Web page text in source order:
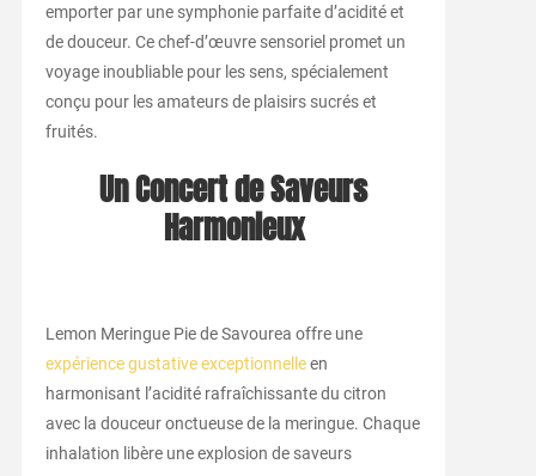
emporter par une symphonie parfaite d’acidité et
de douceur. Ce chef-d’œuvre sensoriel promet un
voyage inoubliable pour les sens, spécialement
conçu pour les amateurs de plaisirs sucrés et
fruités.
Un Concert de Saveurs
Harmonieux
Lemon Meringue Pie de Savourea offre une
expérience gustative exceptionnelleen
harmonisant l’acidité rafraîchissante du citron
avec la douceur onctueuse de la meringue. Chaque
inhalation libère une explosion de saveurs